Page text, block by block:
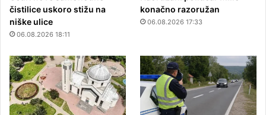
čistilice uskoro stižu na
niške ulice
06.08.2026 18:11
konačno razoružan
06.08.2026 17:33